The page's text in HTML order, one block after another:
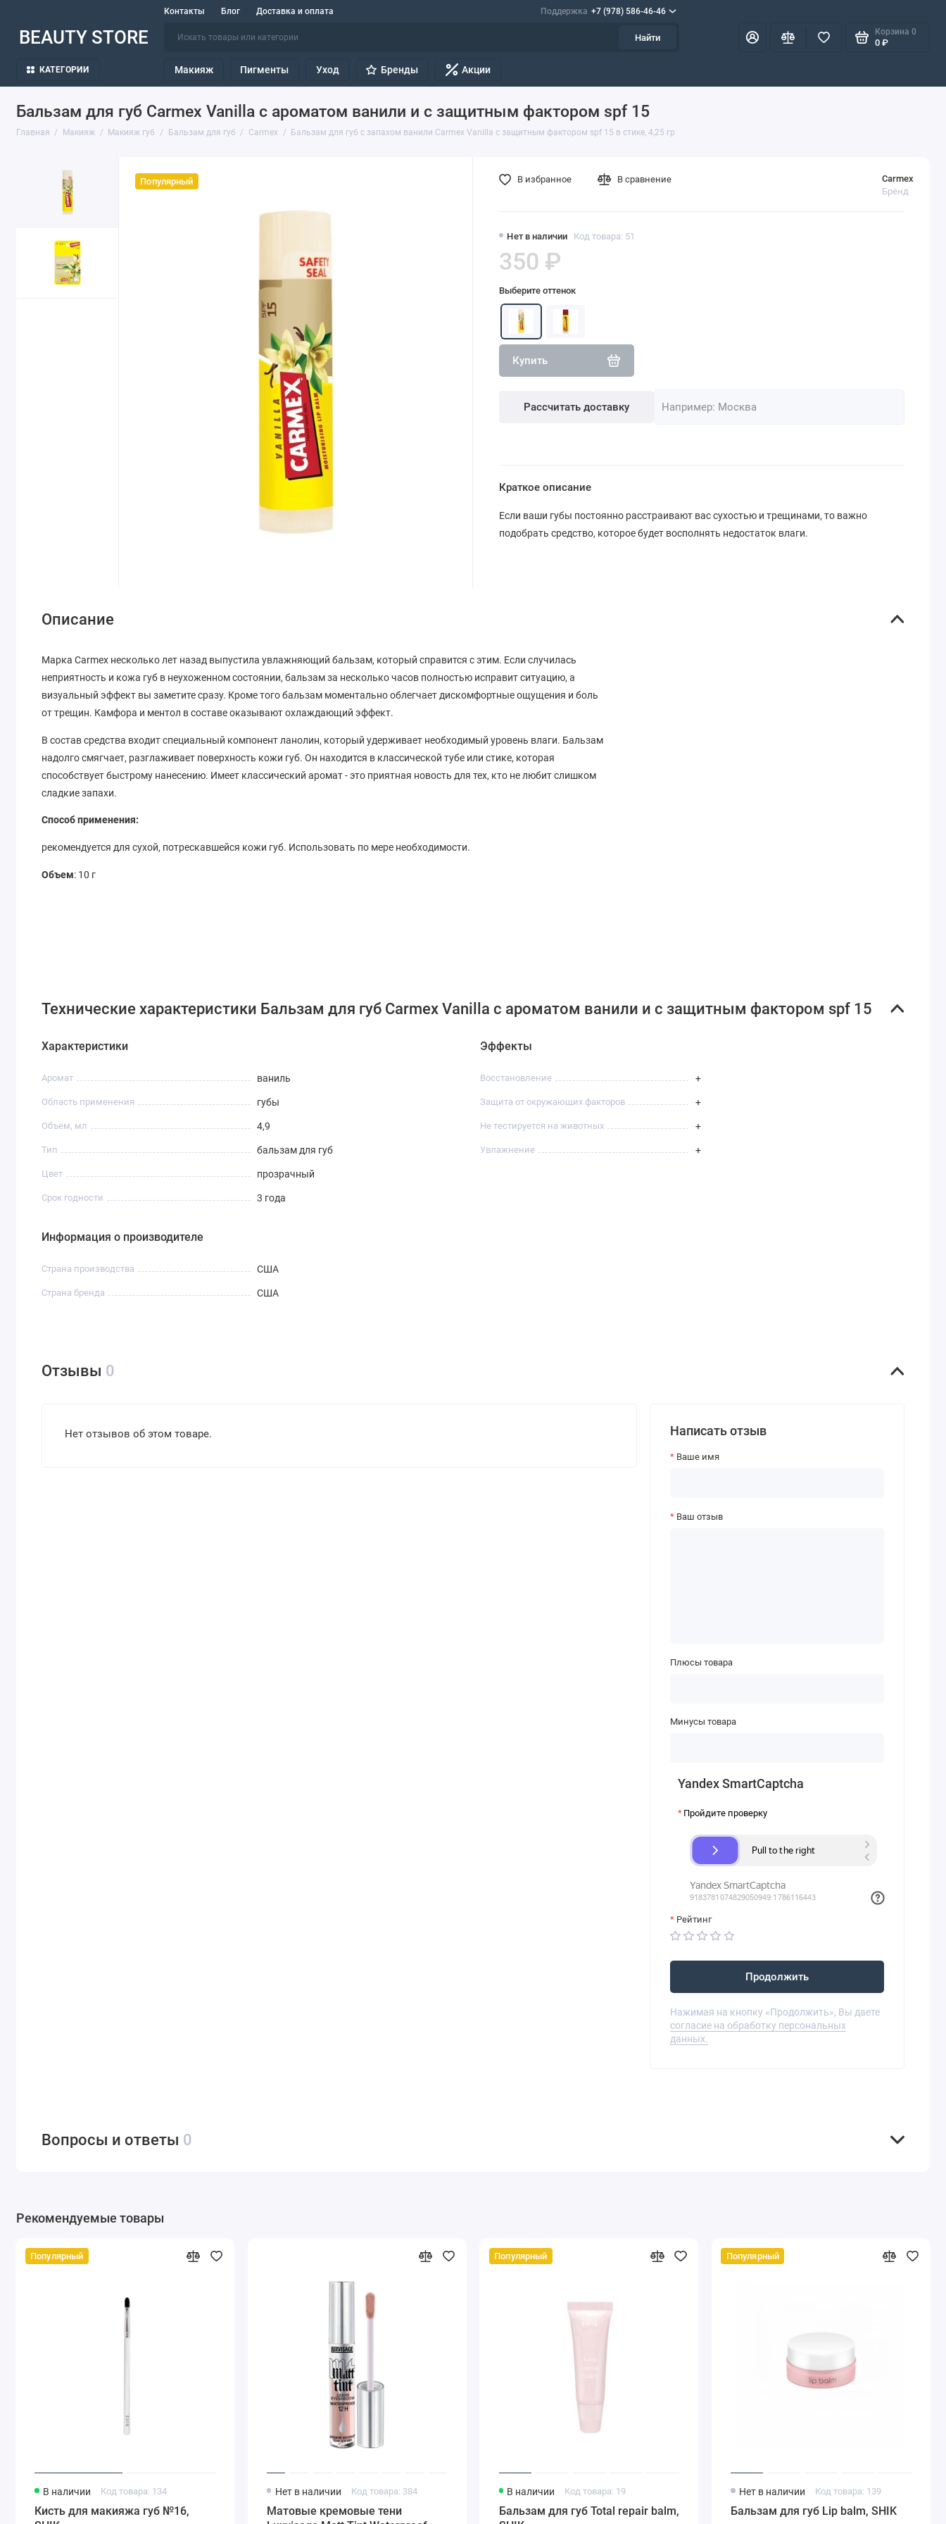
Контакты Блог Доставка и оплата Поддержка +7 (978) 586-46-46
BEAUTY STORE Найти
Корзина 0
0 ₽
КАТЕГОРИИ Макияж Пигменты Уход Бренды Акции
Бальзам для губ Carmex Vanilla с ароматом ванили и с защитным фактором spf 15
Главная Макияж Макияж губ Бальзам для губ Carmex Бальзам для губ с запахом ванили Carmex Vanilla с защитным фактором spf 15 в стике, 4,25 гр
Популярный
Нет в наличии Код товара: 51
Carmex
Бренд
350 ₽
Выберите оттенок
Купить
Рассчитать доставку
В избранное В сравнение
Краткое описание
Если ваши губы постоянно расстраивают вас сухостью и трещинами, то важно
подобрать средство, которое будет восполнять недостаток влаги.
Описание
Марка Carmex несколько лет назад выпустила увлажняющий бальзам, который справится с этим. Если случилась
неприятность и кожа губ в неухоженном состоянии, бальзам за несколько часов полностью исправит ситуацию, а
визуальный эффект вы заметите сразу. Кроме того бальзам моментально облегчает дискомфортные ощущения и боль
от трещин. Камфора и ментол в составе оказывают охлаждающий эффект.
В состав средства входит специальный компонент ланолин, который удерживает необходимый уровень влаги. Бальзам
надолго смягчает, разглаживает поверхность кожи губ. Он находится в классической тубе или стике, которая
способствует быстрому нанесению. Имеет классический аромат - это приятная новость для тех, кто не любит слишком
сладкие запахи.
Способ применения:
рекомендуется для сухой, потрескавшейся кожи губ. Использовать по мере необходимости.
Объем: 10 г
Технические характеристики Бальзам для губ Carmex Vanilla с ароматом ванили и с защитным фактором spf 15
Характеристики
Аромат ваниль
Область применения губы
Объем, мл 4,9
Тип бальзам для губ
Цвет прозрачный
Срок годности 3 года
Эффекты
Восстановление +
Защита от окружающих факторов +
Не тестируется на животных +
Увлажнение +
Информация о производителе
Страна производства США
Страна бренда США
Отзывы 0
Нет отзывов об этом товаре. Написать отзыв
Ваше имя
Ваш отзыв
Плюсы товара
Минусы товара
Yandex SmartCaptcha
Пройдите проверку
Рейтинг
Продолжить
Нажимая на кнопку «Продолжить», Вы даете
согласие на обработку персональных
данных.
Вопросы и ответы 0
Рекомендуемые товары
Популярный
В наличии Код товара: 134
Кисть для макияжа губ №16,
Нет в наличии Код товара: 384
Матовые кремовые тени
Популярный
В наличии Код товара: 19
Бальзам для губ Total repair balm,
Популярный
Нет в наличии Код товара: 139
Бальзам для губ Lip balm, SHIK